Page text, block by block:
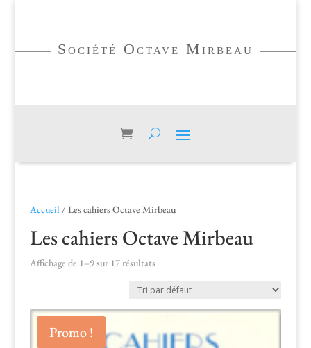
Société Octave Mirbeau
Accueil / Les cahiers Octave Mirbeau
Les cahiers Octave Mirbeau
Affichage de 1–9 sur 17 résultats
Promo !